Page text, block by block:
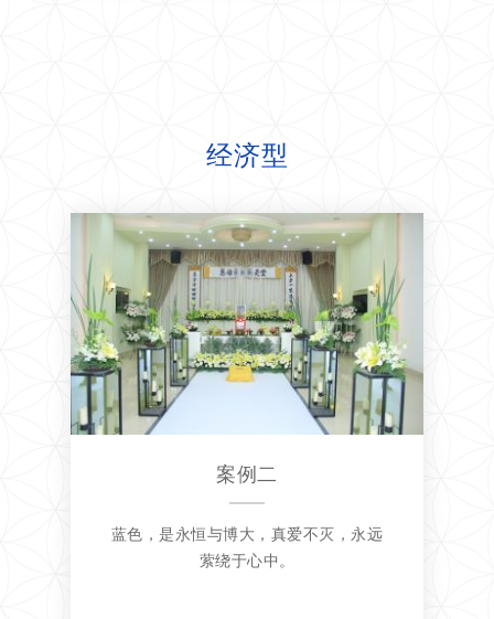
经济型
案例二
蓝色，是永恒与博大，真爱不灭，永远
萦绕于心中。